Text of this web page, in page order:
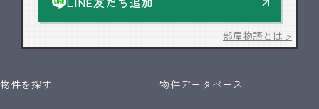
部屋物語とは >
物件を探す 物件データベース